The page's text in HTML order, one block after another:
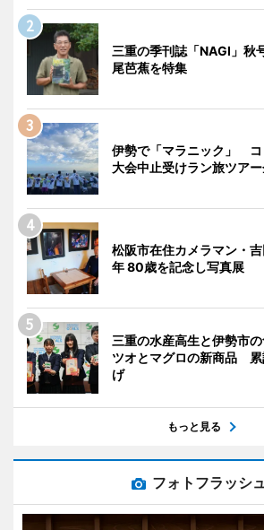
三重の季刊誌「NAGI」
尾芭蕉を特集
伊勢で「マラニック」 コ
大会中止受けラン旅ツア
松阪市在住カメラマン・
年 80歳を記念し写真展
三重の水産高生と伊勢市
ツオとマグロの新商品
げ
もっと見る
フォトフラッシ